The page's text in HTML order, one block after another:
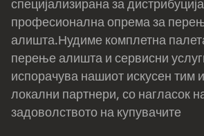
специјализирана за
професионална опрема за
алишта.Нудиме комплетна
перење алишта и сервисни
испорачува нашиот искусен тим
локални партнери, со нагласок
задоволството на купувачите